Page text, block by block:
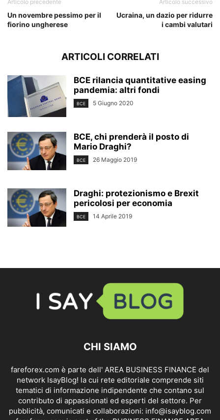
Articolo precedente
Un novembre pessimo per il
fiorino ungherese
Articolo successivo
Ucraina, un dazio per ridurre
i cambi valutari
ARTICOLI CORRELATI
BCE rilancia quantitative easing
pandemia: altri fondi
BCE 5 Giugno 2020
BCE, chi prenderà il posto di
Mario Draghi?
BCE 26 Maggio 2019
Draghi: protezionismo e Brexit
pericolosi per economia
BCE 14 Aprile 2019
CHI SIAMO
fareforex.com è parte dell' AREA BUSINESS FINANCE del
network IsayBlog! la cui rete editoriale comprende siti
tematici di informazione indipendente che contano sul
contributo di appassionati ed esperti del settore. Per
pubblicità, comunicati e collaborazioni: info@isayblog.com